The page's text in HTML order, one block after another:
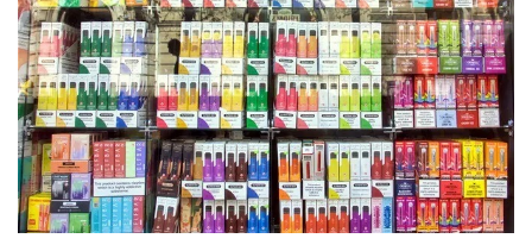
EXPOSICIÓN
ENTREVISTA